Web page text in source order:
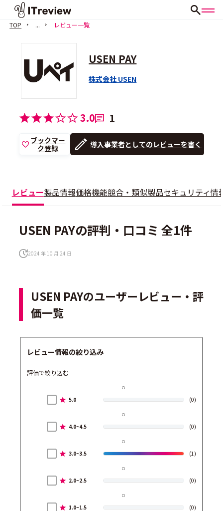
TOP ... レビュー一覧
USEN PAY
株式会社 USEN
3.0 1
ブックマー
ク登録
導入事業者としてのレビューを書く
レビュー製品情報価格機能競合・類似製品セキュリティ情
USEN PAYの評判・口コミ 全1件
2024 年 10 月 24 日
USEN PAYのユーザーレビュー・評
価一覧
レビュー情報の絞り込み
評価で絞り込む
5.0 (0)
4.0~4.5 (0)
3.0~3.5 (1)
2.0~2.5 (0)
1.0~1.5 (0)